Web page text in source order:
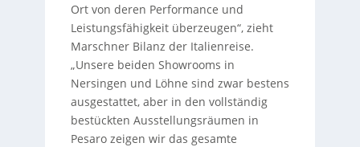
Ort von deren Performance und
Leistungsfähigkeit überzeugen“, zieht
Marschner Bilanz der Italienreise.
„Unsere beiden Showrooms in
Nersingen und Löhne sind zwar bestens
ausgestattet, aber in den vollständig
bestückten Ausstellungsräumen in
Pesaro zeigen wir das gesamte